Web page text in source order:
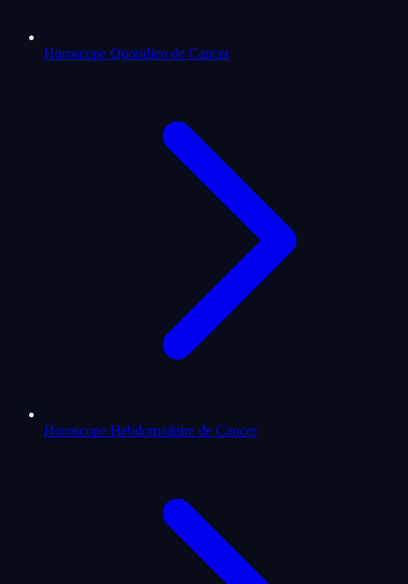
Horoscope Quotidien de Cancer
Horoscope Hebdomadaire de Cancer